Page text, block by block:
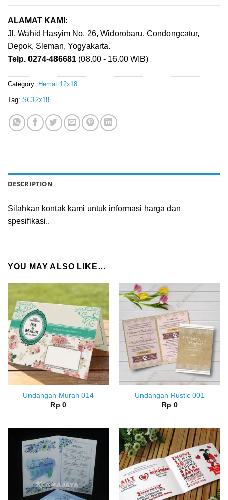
ALAMAT KAMI:
Jl. Wahid Hasyim No. 26, Widorobaru, Condongcatur,
Depok, Sleman, Yogyakarta.
Telp. 0274-486681 (08.00 - 16.00 WIB)
Category: Hemat 12x18
Tag: SC12x18
DESCRIPTION
Silahkan kontak kami untuk informasi harga dan
spesifikasi..
YOU MAY ALSO LIKE…
Undangan Murah 014
Rp 0
Undangan Rustic 001
Rp 0